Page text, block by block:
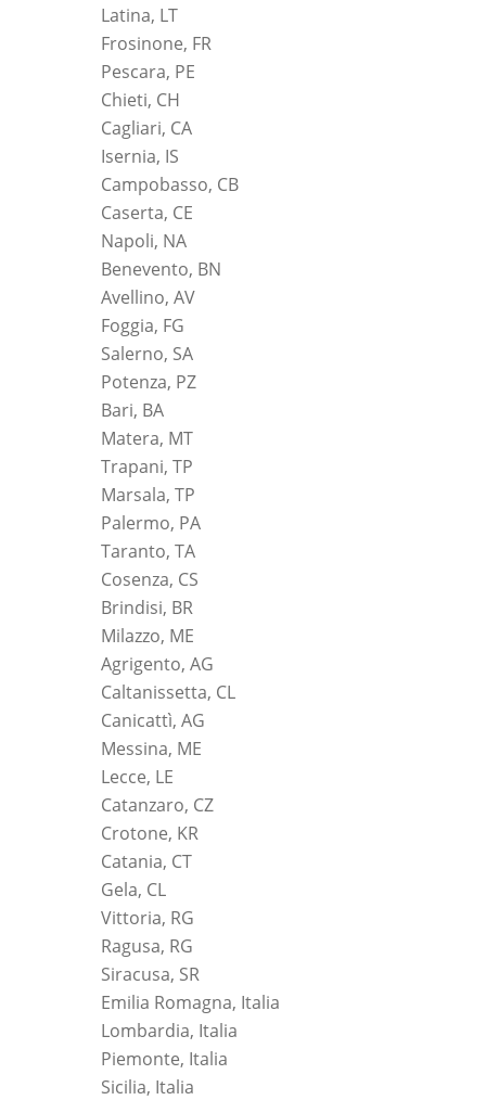
Latina, LT
Frosinone, FR
Pescara, PE
Chieti, CH
Cagliari, CA
Isernia, IS
Campobasso, CB
Caserta, CE
Napoli, NA
Benevento, BN
Avellino, AV
Foggia, FG
Salerno, SA
Potenza, PZ
Bari, BA
Matera, MT
Trapani, TP
Marsala, TP
Palermo, PA
Taranto, TA
Cosenza, CS
Brindisi, BR
Milazzo, ME
Agrigento, AG
Caltanissetta, CL
Canicattì, AG
Messina, ME
Lecce, LE
Catanzaro, CZ
Crotone, KR
Catania, CT
Gela, CL
Vittoria, RG
Ragusa, RG
Siracusa, SR
Emilia Romagna, Italia
Lombardia, Italia
Piemonte, Italia
Sicilia, Italia